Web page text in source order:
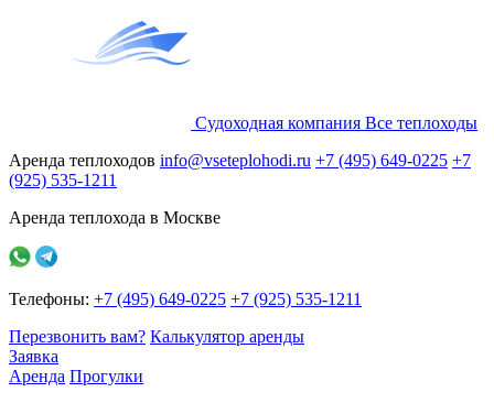
Судоходная компания Все теплоходы
Аренда теплоходов info@vseteplohodi.ru +7 (495) 649-0225 +7
(925) 535-1211
Аренда теплохода в Москве
Телефоны: +7 (495) 649-0225 +7 (925) 535-1211
Перезвонить вам? Калькулятор аренды
Заявка
Аренда Прогулки